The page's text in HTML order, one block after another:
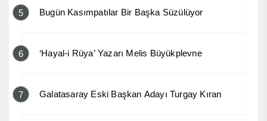
5 Bugün Kasımpatılar Bir Başka Süzülüyor
6 ‘Hayal-i Rüya’ Yazarı Melis Büyükplevne
7 Galatasaray Eski Başkan Adayı Turgay Kıran